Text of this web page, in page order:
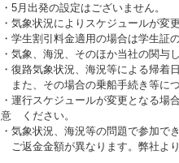
・5月出発の設定はございません。
・気象状況によりスケジュールが変
・学生割引料金適用の場合は学生証
・気象、海況、そのほか当社の関与
・復路気象状況、海況等による帰着
また、その場合の乗船手続き等に
・運行スケジュールが変更となる場
意 ください。
・気象状況、海況等の問題で参加で
ご返金金額が異なります。弊社よ